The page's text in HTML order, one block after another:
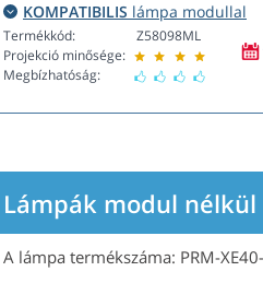
KOMPATIBILIS lámpa modullal
Termékkód:
Projekció minősége:
Megbízhatóság:
Z58098ML
Lámpák modul nélkül
A lámpa termékszáma: PRM-